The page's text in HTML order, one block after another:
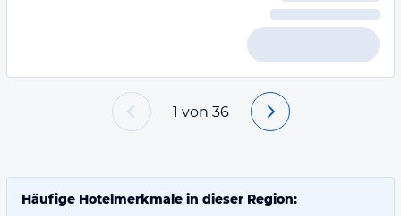
1 von 36
Häufige Hotelmerkmale in dieser Region: